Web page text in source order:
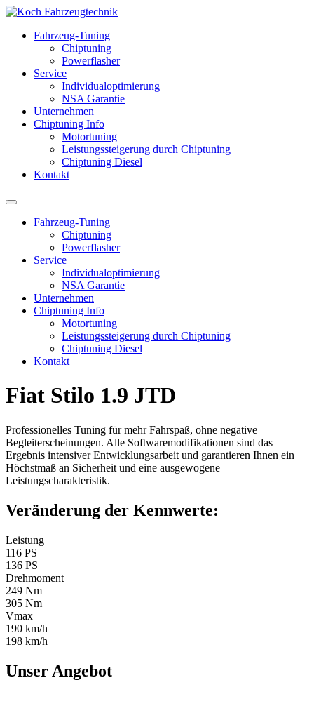
Fahrzeug-Tuning
Chiptuning
Powerflasher
Service
Individualoptimierung
NSA Garantie
Unternehmen
Chiptuning Info
Motortuning
Leistungssteigerung durch Chiptuning
Chiptuning Diesel
Kontakt
Fahrzeug-Tuning
Chiptuning
Powerflasher
Service
Individualoptimierung
NSA Garantie
Unternehmen
Chiptuning Info
Motortuning
Leistungssteigerung durch Chiptuning
Chiptuning Diesel
Kontakt
Fiat Stilo 1.9 JTD
Professionelles Tuning für mehr Fahrspaß, ohne negative
Begleiterscheinungen. Alle Softwaremodifikationen sind das
Ergebnis intensiver Entwicklungsarbeit und garantieren Ihnen ein
Höchstmaß an Sicherheit und eine ausgewogene
Leistungscharakteristik.
Veränderung der Kennwerte:
Leistung
116 PS
136 PS
Drehmoment
249 Nm
305 Nm
Vmax
190 km/h
198 km/h
Unser Angebot